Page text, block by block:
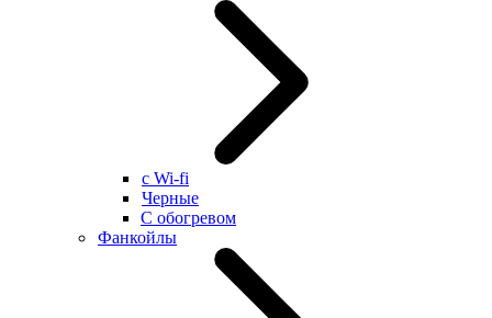
с Wi-fi
Черные
С обогревом
Фанкойлы